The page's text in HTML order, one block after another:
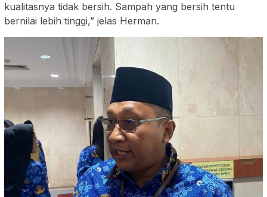
kualitasnya tidak bersih. Sampah yang bersih tentu
bernilai lebih tinggi,” jelas Herman.